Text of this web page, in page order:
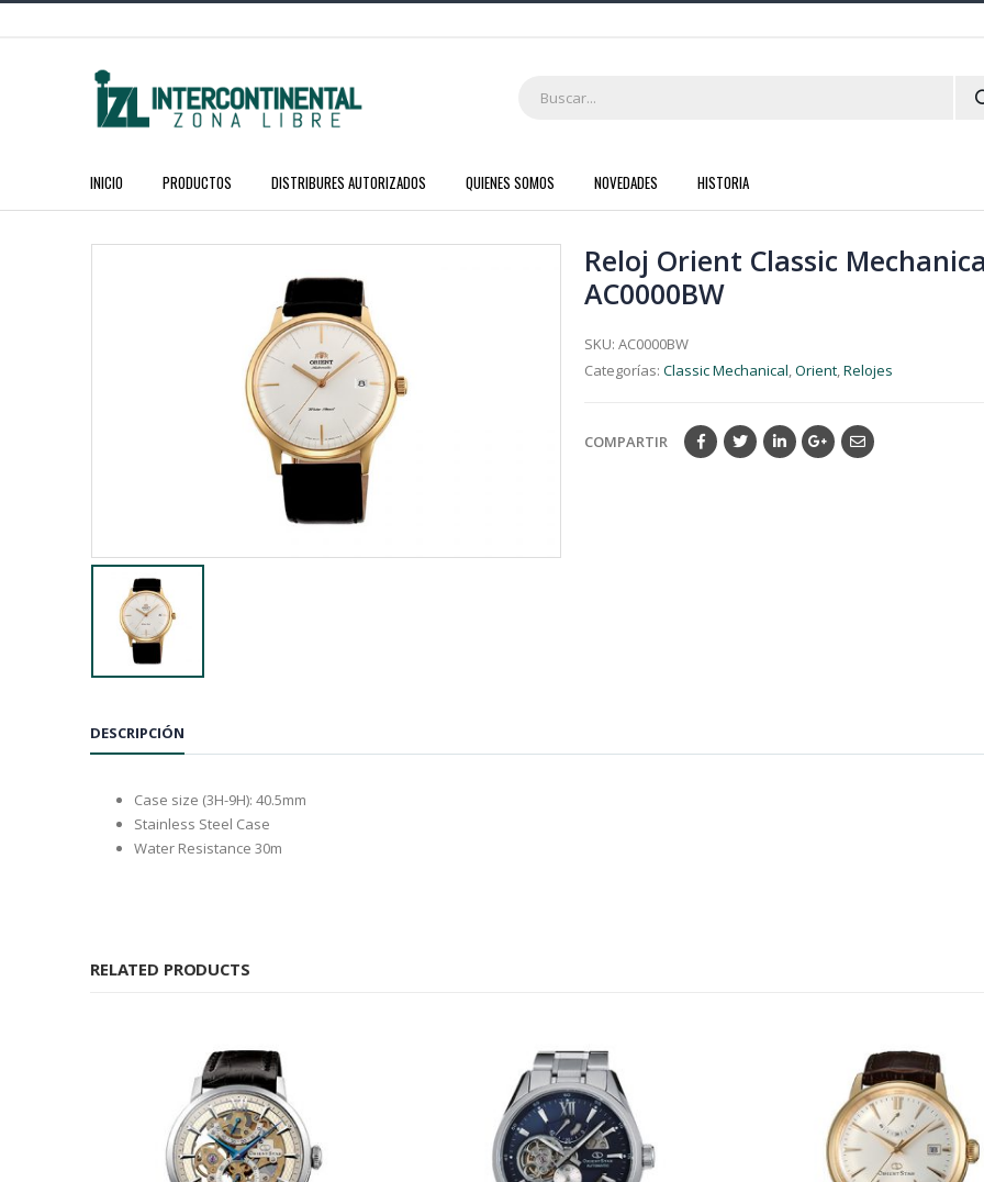
INICIO PRODUCTOS DISTRIBURES AUTORIZADOS QUIENES SOMOS NOVEDADES HISTORIA
Reloj Orient Classic
AC0000BW
SKU: AC0000BW
Categorías: Classic Mechanical,Orient,Relojes
COMPARTIR
DESCRIPCIÓN
Case size (3H-9H): 40.5mm
Stainless Steel Case
Water Resistance 30m
RELATED PRODUCTS